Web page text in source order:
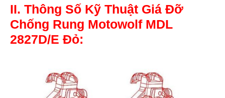
II. Thông Số Kỹ Thuật Giá Đỡ
Chống Rung Motowolf MDL
2827D/E Đỏ: